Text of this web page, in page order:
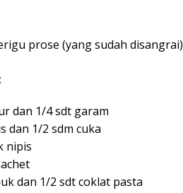
prose (yang sudah disangrai)
dan 1/4 sdt garam
dan 1/2 sdm cuka
nipis
dan 1/2 sdt coklat pasta